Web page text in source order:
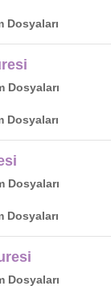
Dosyaları
Dosyaları
Dosyaları
Dosyaları
Dosyaları
Dosyaları